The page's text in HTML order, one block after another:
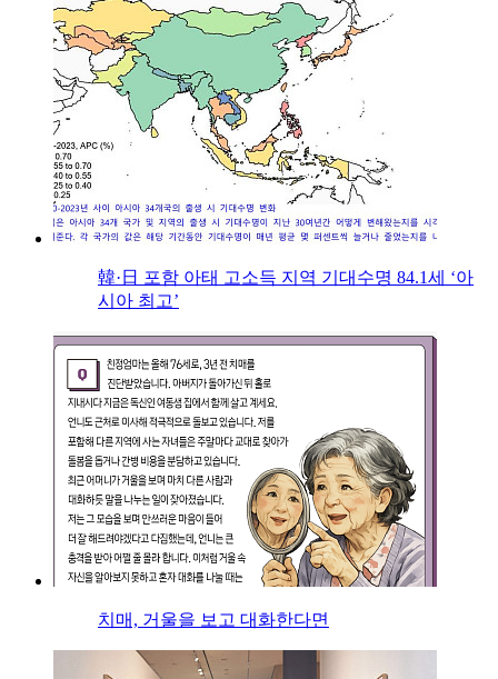
韓·日 포함 아태 고소득 지역 기대수명 84.1세 ‘아
시아 최고’
치매, 거울을 보고 대화한다면